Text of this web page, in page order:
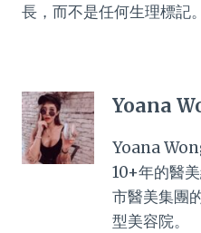
長，而不是任何生理標記。
Yoana
Yoana
10+年的醫
市醫美集團
型美容院。